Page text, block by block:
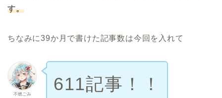
す。
ちなみに39か月で書けた記事数は今回を入れて
不燃ごみ
611記事！！